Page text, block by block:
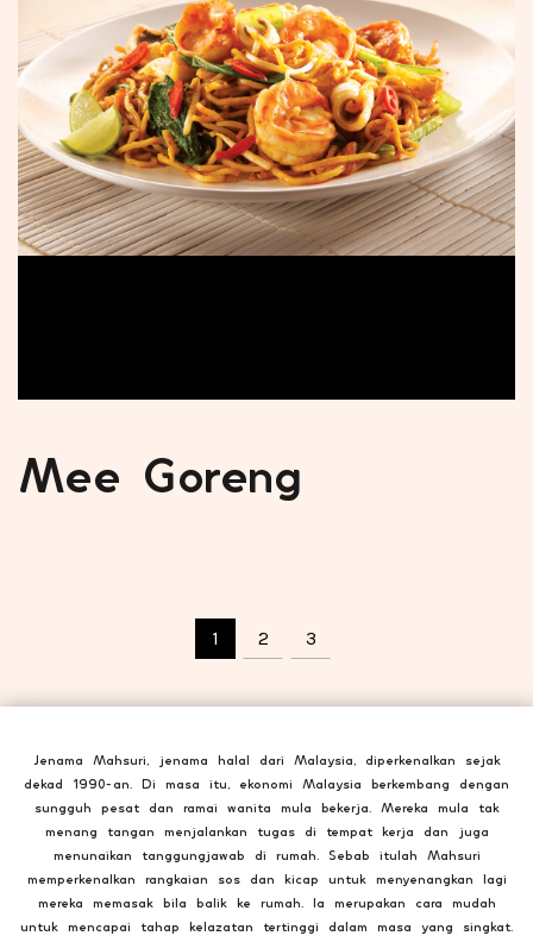
Mee Goreng
1 2 3
Jenama Mahsuri, jenama halal dari Malaysia, diperkenalkan sejak
dekad 1990-an. Di masa itu, ekonomi Malaysia berkembang dengan
sungguh pesat dan ramai wanita mula bekerja. Mereka mula tak
menang tangan menjalankan tugas di tempat kerja dan juga
menunaikan tanggungjawab di rumah. Sebab itulah Mahsuri
memperkenalkan rangkaian sos dan kicap untuk menyenangkan lagi
mereka memasak bila balik ke rumah. Ia merupakan cara mudah
untuk mencapai tahap kelazatan tertinggi dalam masa yang singkat.